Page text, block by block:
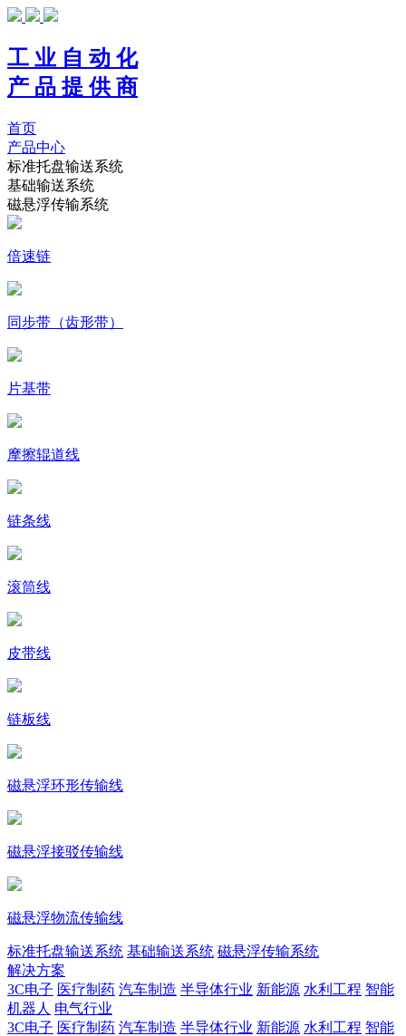
工 业 自 动 化
产 品 提 供 商
首页
产品中心
标准托盘输送系统
基础输送系统
磁悬浮传输系统
倍速链
同步带（齿形带）
片基带
摩擦辊道线
链条线
滚筒线
皮带线
链板线
磁悬浮环形传输线
磁悬浮接驳传输线
磁悬浮物流传输线
标准托盘输送系统 基础输送系统 磁悬浮传输系统
解决方案
3C电子 医疗制药 汽车制造 半导体行业 新能源 水利工程 智能
机器人 电气行业
3C电子 医疗制药 汽车制造 半导体行业 新能源 水利工程 智能